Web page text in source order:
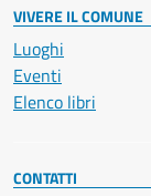
VIVERE IL COMUNE
Luoghi
Eventi
Elenco libri
CONTATTI